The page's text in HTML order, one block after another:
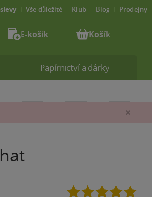
Papírnictví a dárky
Vše důležité Klub Blog Prodejny
E-košík Košík